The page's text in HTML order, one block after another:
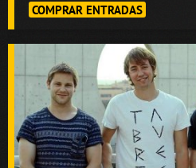
COMPRAR ENTRADAS